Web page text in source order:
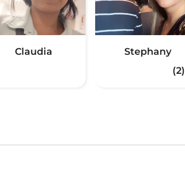
Claudia
Stephany
(2)